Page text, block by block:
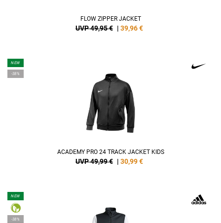
FLOW ZIPPER JACKET
UVP 49,95 € | 39,96€
NEW
-38%
ACADEMY PRO 24 TRACK JACKET KIDS
UVP 49,99 € | 30,99€
NEW
-38%